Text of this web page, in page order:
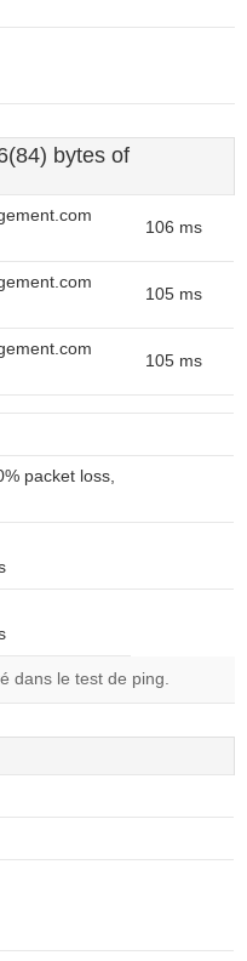
bytes of
106 ms
105 ms
105 ms
packet loss,
dans le test de ping.